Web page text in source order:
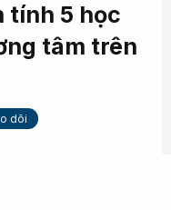
tính 5 học
tâm trên
dõi